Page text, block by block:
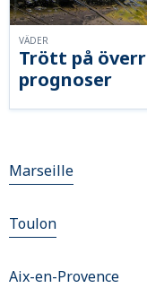
Trött på
prognoser
VÄDER
Marseille
Toulon
Aix-en-Provence